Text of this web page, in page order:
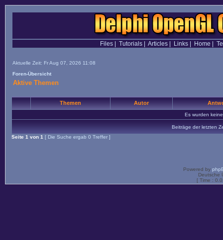
Files| Tutorials| Articles| Links| Home
Aktuelle Zeit: Fr Aug 07, 2026 11:08
Foren-Übersicht
Aktive Themen
Themen Autor
Es wurden
Beiträge der letzten
Seite 1 von 1 [ Die Suche ergab 0 Treffer ]
Powered by
Deutsche
[ Time :